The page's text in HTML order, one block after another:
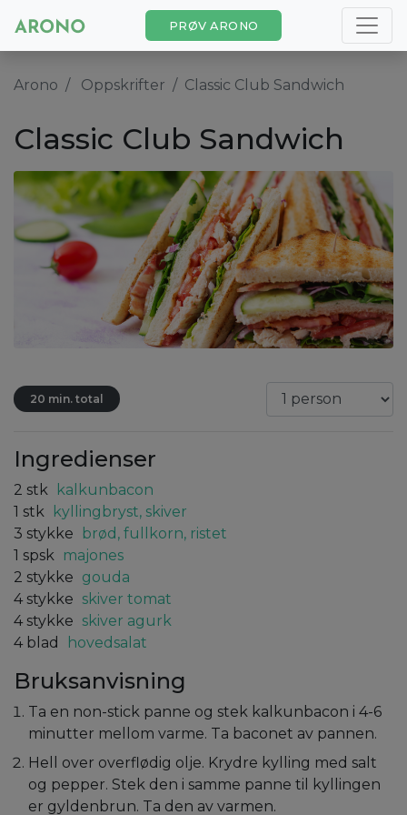
PRØV ARONO
Arono Oppskrifter Classic Club Sandwich
Classic Club Sandwich
20 min. total
Ingredienser
2 stk
kalkunbacon
1 stk
kyllingbryst, skiver
3 stykke
brød, fullkorn, ristet
1 spsk majones
2 stykke gouda
4 stykke skiver tomat
4 stykke skiver agurk
4 blad hovedsalat
Bruksanvisning
Ta en non-stick panne og stek kalkunbacon i 4-6
minutter mellom varme. Ta baconet av pannen.
Hell over overflødig olje. Krydre kylling med salt
og pepper. Stek den i samme panne til kyllingen
er gyldenbrun. Ta den av varmen.